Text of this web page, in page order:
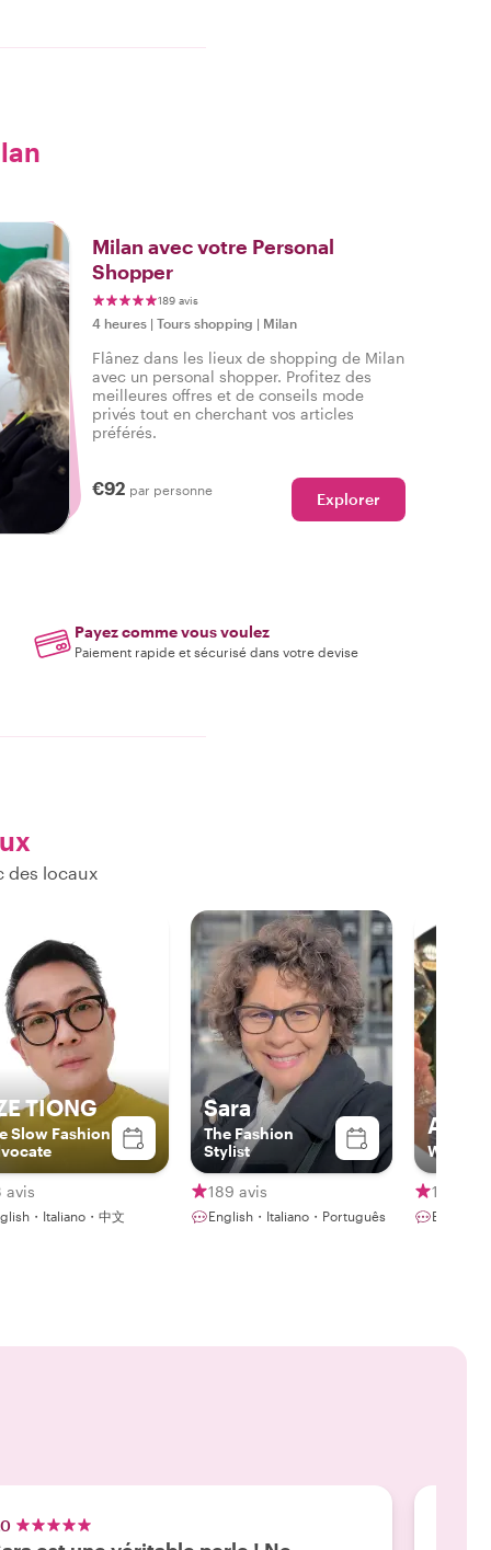
Milan avec votre Personal
Shopper
189 avis
4 heures | Tours shopping | Milan
Flânez dans les lieux de shopping de Milan
avec un personal shopper. Profitez des
meilleures offres et de conseils mode
privés tout en cherchant vos articles
préférés.
€92 par personne Explorer
Payez comme vous voulez
Paiement rapide et sécurisé dans votre devise
des locaux
TIONG
Slow Fashion
avis
・Italiano・中文
Sara
The Fashion
Stylist
189 avis
English・Italiano・Português
Alex
13 avis
English